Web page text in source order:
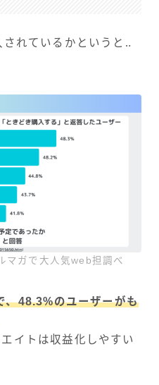
れているかというと‥
マガで大人気web担調べ
、48.3%のユーザーがも
イトは収益化しやすい